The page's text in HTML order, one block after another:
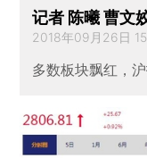
记者 陈曦 曹文
2018年09月26日
多数板块飘红，